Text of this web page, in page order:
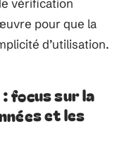
vérification
pour que la
d’utilisation.
focus sur la
et les